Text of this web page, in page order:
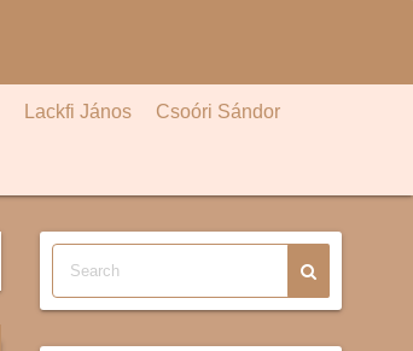
Lackfi János Csoóri Sándor